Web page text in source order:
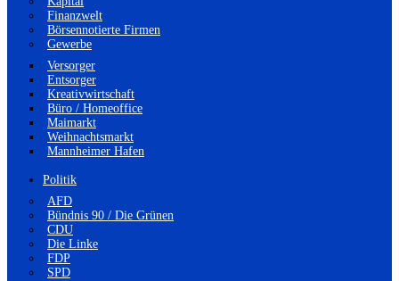
Finanzwelt
Börsennotierte Firmen
Gewerbe
Versorger
Entsorger
Kreativwirtschaft
Büro / Homeoffice
Maimarkt
Weihnachtsmarkt
Mannheimer Hafen
Politik
AFD
Bündnis 90 / Die Grünen
CDU
Die Linke
FDP
SPD